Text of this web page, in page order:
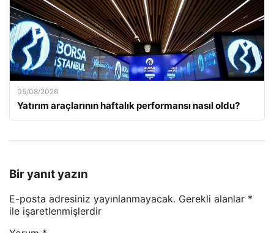
05/08/2026
Yatırım araçlarının haftalık performansı nasıl oldu?
Bir yanıt yazın
E-posta adresiniz yayınlanmayacak. Gerekli alanlar *
ile işaretlenmişlerdir